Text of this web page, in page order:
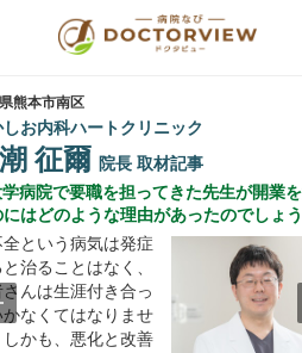
熊本市南区
お内科ハートクリニック
征爾 院長 取材記事
病院で要職を担ってきた先生が開業
にはどのような理由があったのでしょ
全という病気は発症
治ることはなく、
んは生涯付き合っ
かなくてはなりませ
しかも、悪化と改善